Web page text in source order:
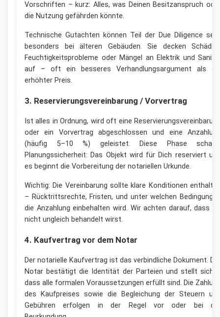
Vorschriften – kurz: Alles, was Deinen Besitzanspruch
die Nutzung gefährden könnte.
Technische Gutachten können Teil der Due Diligence
besonders bei älteren Gebäuden. Sie decken
Feuchtigkeitsprobleme oder Mängel an Elektrik und
auf – oft ein besseres Verhandlungsargument als
erhöhter Preis.
3. Reservierungsvereinbarung / Vorvertrag
Ist alles in Ordnung, wird oft eine
oder ein Vorvertrag abgeschlossen und eine
(häufig 5–10 %) geleistet. Diese Phase
Planungssicherheit: Das Objekt wird für Dich reserviert
es beginnt die Vorbereitung der notariellen Urkunde.
Wichtig: Die Vereinbarung sollte klare Konditionen
– Rücktrittsrechte, Fristen, und unter welchen
die Anzahlung einbehalten wird. Wir achten darauf, dass
nicht ungleich behandelt wirst.
4. Kaufvertrag vor dem Notar
Der notarielle Kaufvertrag ist das verbindliche Dokument.
Notar bestätigt die Identität der Parteien und stellt
dass alle formalen Voraussetzungen erfüllt sind. Die
des Kaufpreises sowie die Begleichung der Steuern
Gebühren erfolgen in der Regel vor oder bei